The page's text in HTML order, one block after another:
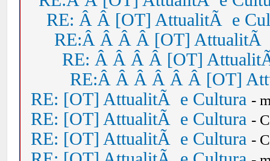
RE: Â Â [OT] AttualitÃ e
RE:Â Â Â Â [OT] AttualitÃ
RE: Â Â Â Â [OT]
RE:Â Â Â Â Â Â [OT]
RE: [OT] AttualitÃ e Cultura -
RE: [OT] AttualitÃ e Cultura -
RE: [OT] AttualitÃ e Cultura -